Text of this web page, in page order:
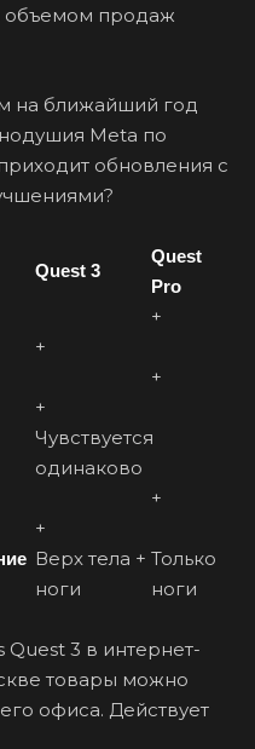
объемом продаж
на ближайший год
Meta по
обновления с
Quest 3
Quest
Pro
+
+
+
+
Чувствуется
одинаково
+
+
Верх тела +
ноги
Только
ноги
Quest 3 в интернет-
товары можно
офиса. Действует